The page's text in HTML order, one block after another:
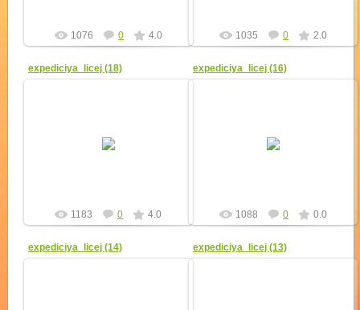
1076 0 4.0 1035 0 2.0
expediciya_licej (18)
1183 0 4.0
expediciya_licej (16)
1088 0 0.0
expediciya_licej (14) expediciya_licej (13)